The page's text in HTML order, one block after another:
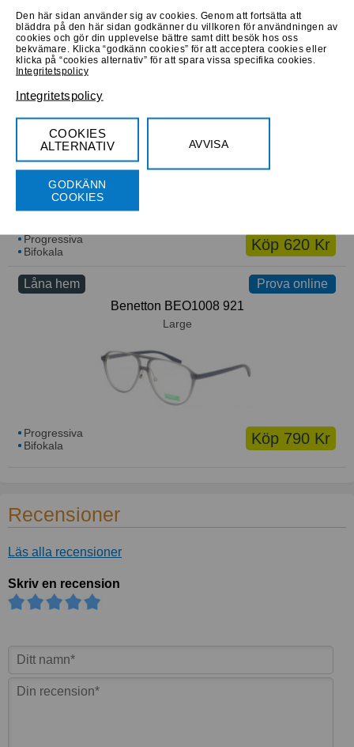
Köp 1221 Kr
Progressiva
Bifokala
Låna hem
Köp 620 Kr
Progressiva
Bifokala
Prova online
Prova online
Låna hem
Benetton BEO1008 921
Large
Köp 790 Kr
Progressiva
Bifokala
Recensioner
Läs alla recensioner
Skriv en recension
Den här sidan använder sig av cookies. Genom att fortsätta att
bläddra på den här sidan godkänner du villkoren för användningen av
cookies och gör din upplevelse bättre samt ditt besök hos oss
bekvämare. Klicka “godkänn cookies” för att acceptera cookies eller
klicka på “cookies alternativ” för att spara vissa specifika cookies.
Integritetspolicy
Integritetspolicy
COOKIES
ALTERNATIV
AVVISA
GODKÄNN
COOKIES